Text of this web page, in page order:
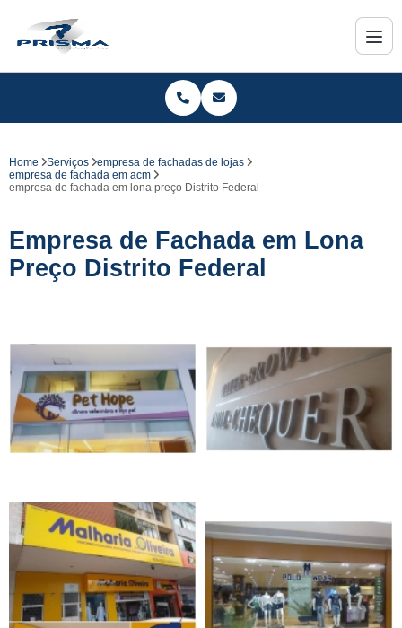
Home Serviços
empresa de fachadas de lojas
empresa de fachada em acm
empresa de fachada em lona preço Distrito Federal
Empresa de Fachada em Lona
Preço Distrito Federal